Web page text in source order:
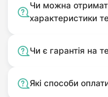
Чи можна
характеристики
Чи є гарантія на
Які способи